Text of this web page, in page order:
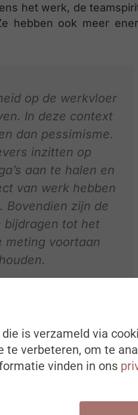
het werk, de
hebben ook meer
op de werkvloer
In deze context
dan pessimisme.
inzitten op
aan te halen en
van werk hebben
Bovendien zijn de
bijdragen tot het
meting voortaan
van 1050
van Tempo-Team
is
is verzameld via
verbeteren, om te
vinden in ons